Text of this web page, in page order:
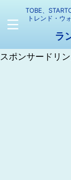
TOBE、
トレンド・ウ
ラ
スポンサードリ